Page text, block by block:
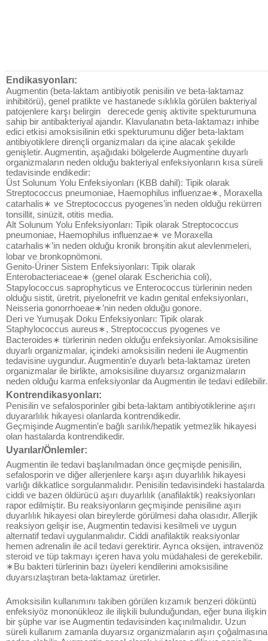
Endikasyonları:
Augmentin (beta-laktam antibiyotik penisilin ve beta-laktamaz
inhibitörü), genel pratikte ve hastanede sıklıkla görülen bakteriyal
patojenlere karşı belirgin derecede geniş aktivite spekturumuna
sahip bir antibakteriyal ajandır. Klavulanatın beta-laktamazı inhibe
edici etkisi amoksisilinin etki spekturumunu diğer beta-laktam
antibiyotiklere dirençli organizmaları da içine alacak şekilde
genişletir. Augmentin, aşağıdaki bölgelerde Augmentine duyarlı
organizmaların neden olduğu bakteriyal enfeksiyonların kısa süreli
tedavisinde endikedir:
Üst Solunum Yolu Enfeksiyonları (KBB dahil): Tipik olarak
Streptococcus pneumoniae, Haemophilus influenzae∗, Moraxella
catarhalis∗ ve Streptococcus pyogenes’in neden olduğu rekürren
tonsillit, sinüzit, otitis media.
Alt Solunum Yolu Enfeksiyonları: Tipik olarak Streptococcus
pneumoniae, Haemophilus influenzae∗ ve Moraxella
catarhalis∗’in neden olduğu kronik bronşitin akut alevlenmeleri,
lobar ve bronkopnömoni.
Genito-Üriner Sistem Enfeksiyonları: Tipik olarak
Enterobacteriaceae∗ (genel olarak Escherichia coli),
Stapylococcus saprophyticus ve Enterococcus türlerinin neden
olduğu sistit, üretrit, piyelonefrit ve kadın genital enfeksiyonları,
Neisseria gonorrhoeae∗’nin neden olduğu gonore.
Deri ve Yumuşak Doku Enfeksiyonları: Tipik olarak
Staphylococcus aureus∗, Streptococcus pyogenes ve
Bacteroides∗ türlerinin neden olduğu enfeksiyonlar. Amoksisiline
duyarlı organizmalar, içindeki amoksisilin nedeni ile Augmentin
tedavisine uygundur. Augmentin’e duyarlı beta-laktamaz üreten
organizmalar ile birlikte, amoksisiline duyarsız organizmaların
neden olduğu karma enfeksiyonlar da Augmentin ile tedavi edilebilir.
Kontrendikasyonları:
Penisilin ve sefalosporinler gibi beta-laktam antibiyotiklerine aşırı
duyararlılık hikayesi olanlarda kontrendikedir.
Geçmişinde Augmentin’e bağlı sarılık/hepatik yetmezlik hikayesi
olan hastalarda kontrendikedir.
Uyarılar/Önlemler:
Augmentin ile tedavi başlanılmadan önce geçmişde penisilin,
sefalosporin ve diğer allerjenlere karşı aşırı duyarlılık hikayesi
varlığı dikkatlice sorgulanmalıdır. Penisilin tedavisindeki hastalarda
ciddi ve bazen öldürücü aşırı duyarlılık (anafilaktik) reaksiyonları
rapor edilmiştir. Bu reaksiyonların geçmişinde penisiline aşırı
duyarlılık hikayesi olan bireylerde görülmesi daha olasıdır. Allerjik
reaksiyon gelişir ise, Augmentin tedavisi kesilmeli ve uygun
alternatif tedavi uygulanmalıdır. Ciddi anafilaktik reaksiyonlar
hemen adrenalin ile acil tedavi gerektirir. Ayrıca oksijen, intravenöz
steroid ve tüp takmayı içeren hava yolu müdahalesi de gerekebilir.
∗Bu bakteri türlerinin bazı üyeleri kendilerini amoksisiline
duyarsızlaştıran beta-laktamaz üretirler.
Amoksisilin kullanımını takiben görülen kızamık benzeri döküntü
enfeksiyöz mononükleoz ile ilişkili bulunduğundan, eğer buna ilişkin
bir şüphe var ise Augmentin tedavisinden kaçınılmalıdır. Uzun
süreli kullanım zamanla duyarsız organizmaların aşırı çoğalmasına